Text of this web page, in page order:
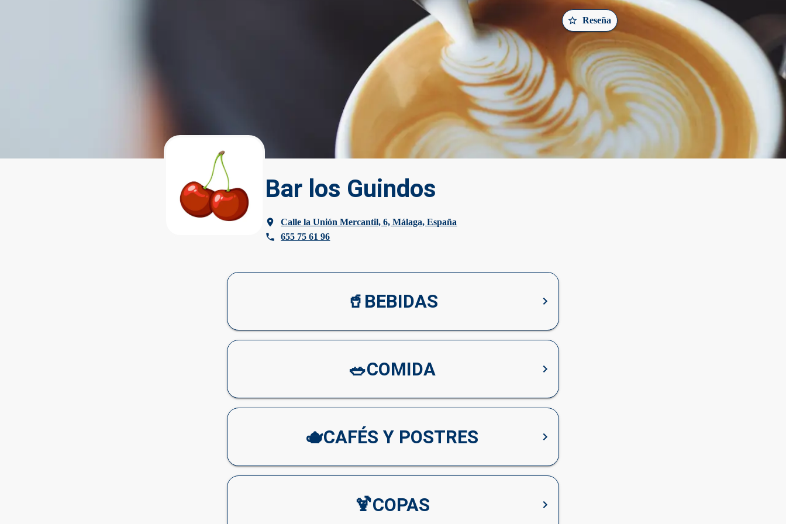
Reseña
Bar los Guindos
Calle la Unión Mercantil, 6, Málaga, España
655 75 61 96
🥤BEBIDAS
🥗COMIDA
🫖CAFÉS Y POSTRES
🍹COPAS